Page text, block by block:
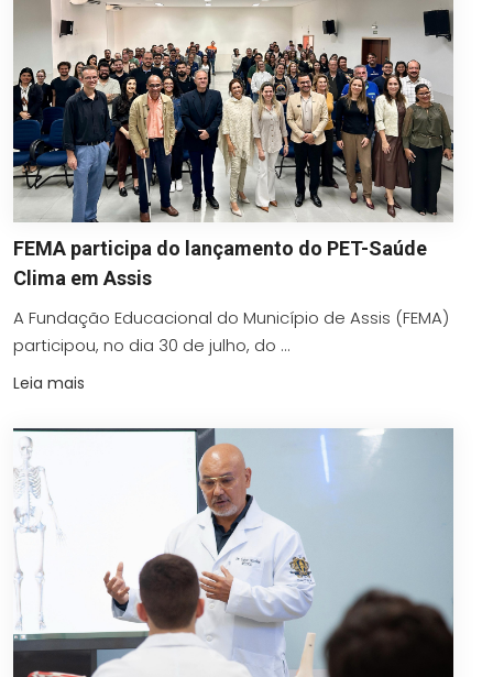
FEMA participa do lançamento do PET-Saúde
Clima em Assis
A Fundação Educacional do Município de Assis (FEMA)
participou, no dia 30 de julho, do ...
Leia mais